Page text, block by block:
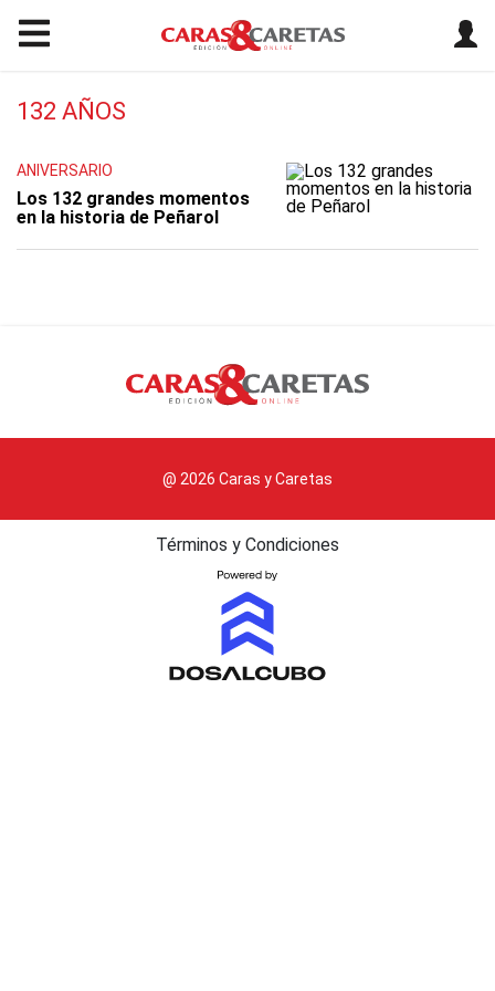
132 AÑOS
ANIVERSARIO
Los 132 grandes momentos
en la historia de Peñarol
@ 2026 Caras y Caretas
Términos y Condiciones